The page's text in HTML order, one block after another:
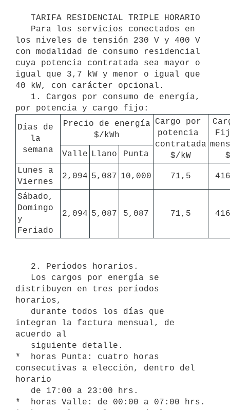
los niveles de tensión 230 V y 400 V
con modalidad de consumo residencial
cuya potencia contratada sea mayor o
igual que 3,7 kW y menor o igual que
40 kW, con carácter opcional.
Días de
la
semana
Precio de energía
$/kWh
Cargo por
potencia
contratada
$/kW
$
Valle Llano
Punta
Lunes a
Viernes
2,094 5,087 10,000 71,5
Sábado,
Domingo
y
Feriado
2,094 5,087 5,087 71,5
distribuyen en tres períodos
horarios,
integran la factura mensual, de
acuerdo al
*  horas Punta: cuatro horas
consecutivas a elección, dentro del
horario
*  horas Valle: de 00:00 a 07:00 hrs.